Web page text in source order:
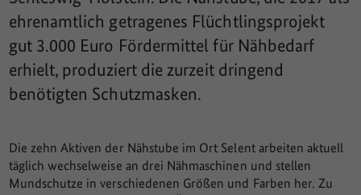
ehrenamtlich getragenes Flüchtlingsprojekt
gut 3.000 Euro Fördermittel für Nähbedarf
erhielt, produziert die zurzeit dringend
benötigten Schutzmasken.
Die zehn Aktiven der Nähstube im Ort Selent arbeiten aktuell
täglich wechselweise an drei Nähmaschinen und stellen
Mundschutze in verschiedenen Größen und Farben her. Zu